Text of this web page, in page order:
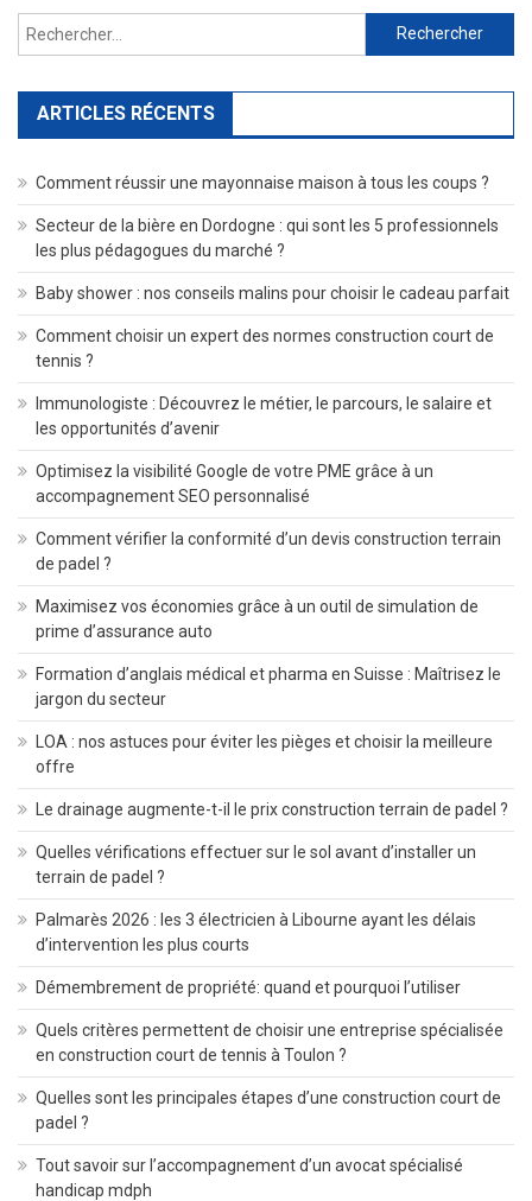
Nettoyage
?
Rechercher :
ARTICLES RÉCENTS
Comment réussir une mayonnaise maison à tous les coups ?
Secteur de la bière en Dordogne : qui sont les 5 professionnels
les plus pédagogues du marché ?
Baby shower : nos conseils malins pour choisir le cadeau parfait
Comment choisir un expert des normes construction court de
tennis ?
Immunologiste : Découvrez le métier, le parcours, le salaire et
les opportunités d’avenir
Optimisez la visibilité Google de votre PME grâce à un
accompagnement SEO personnalisé
Comment vérifier la conformité d’un devis construction terrain
de padel ?
Maximisez vos économies grâce à un outil de simulation de
prime d’assurance auto
Formation d’anglais médical et pharma en Suisse : Maîtrisez le
jargon du secteur
LOA : nos astuces pour éviter les pièges et choisir la meilleure
offre
Le drainage augmente-t-il le prix construction terrain de padel ?
Quelles vérifications effectuer sur le sol avant d’installer un
terrain de padel ?
Palmarès 2026 : les 3 électricien à Libourne ayant les délais
d’intervention les plus courts
Démembrement de propriété: quand et pourquoi l’utiliser
Quels critères permettent de choisir une entreprise spécialisée
en construction court de tennis à Toulon ?
Quelles sont les principales étapes d’une construction court de
padel ?
Tout savoir sur l’accompagnement d’un avocat spécialisé
handicap mdph